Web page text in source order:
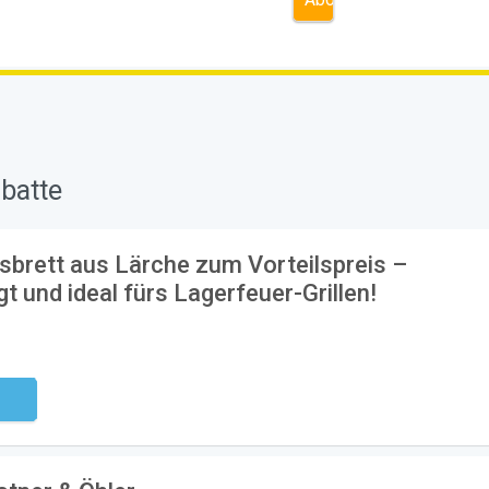
aus Lärche zum Vorteilspreis –
und ideal fürs Lagerfeuer-Grillen!